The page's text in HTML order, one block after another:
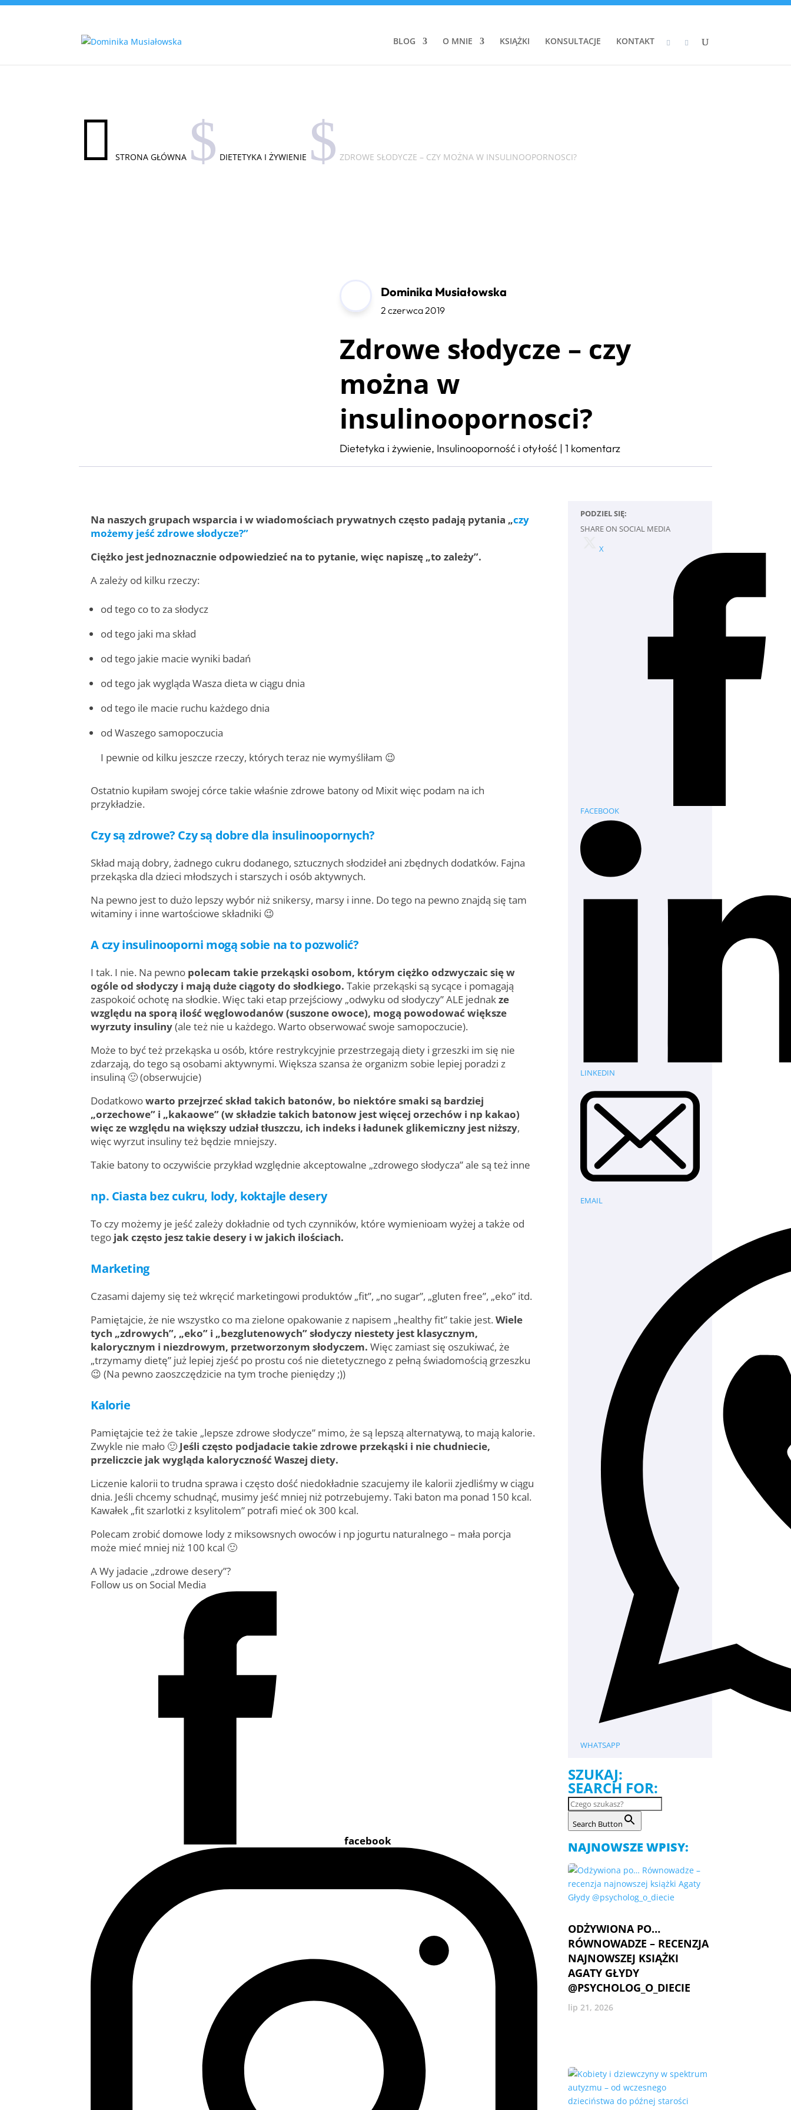
BLOG O MNIE KSIĄŻKI KONSULTACJE KONTAKT
 STRONA GŁÓWNA $ DIETETYKA I ŻYWIENIE $ ZDROWE SŁODYCZE – CZY MOŻNA W INSULINOOPORNOSCI?
Dominika Musiałowska
2 czerwca 2019
Zdrowe słodycze – czy
można w
insulinoopornosci?
Dietetyka i żywienie, Insulinooporność i otyłość |1 komentarz
Na naszych grupach wsparcia i w wiadomościach prywatnych często padają pytania „czy
możemy jeść zdrowe słodycze?”
Ciężko jest jednoznacznie odpowiedzieć na to pytanie, więc napiszę „to zależy”.
A zależy od kilku rzeczy:
od tego co to za słodycz
od tego jaki ma skład
od tego jakie macie wyniki badań
od tego jak wygląda Wasza dieta w ciągu dnia
od tego ile macie ruchu każdego dnia
od Waszego samopoczucia
I pewnie od kilku jeszcze rzeczy, których teraz nie wymyśliłam 😉
Ostatnio kupiłam swojej córce takie właśnie zdrowe batony od Mixit więc podam na ich
przykładzie.
Czy są zdrowe? Czy są dobre dla insulinoopornych?
Skład mają dobry, żadnego cukru dodanego, sztucznych słodzideł ani zbędnych dodatków. Fajna
przekąska dla dzieci młodszych i starszych i osób aktywnych.
Na pewno jest to dużo lepszy wybór niż snikersy, marsy i inne. Do tego na pewno znajdą się tam
witaminy i inne wartościowe składniki 😉
A czy insulinooporni mogą sobie na to pozwolić?
I tak. I nie. Na pewno polecam takie przekąski osobom, którym ciężko odzwyczaic się w
ogóle od słodyczy i mają duże ciągoty do słodkiego.Takie przekąski są sycące i pomagają
zaspokoić ochotę na słodkie. Więc taki etap przejściowy „odwyku od słodyczy” ALE jednakze
względu na sporą ilość węglowodanów (suszone owoce), mogą powodować większe
wyrzuty insuliny(ale też nie u każdego. Warto obserwować swoje samopoczucie).
Może to być też przekąska u osób, które restrykcyjnie przestrzegają diety i grzeszki im się nie
zdarzają, do tego są osobami aktywnymi. Większa szansa że organizm sobie lepiej poradzi z
insuliną 🙂 (obserwujcie)
Dodatkowowarto przejrzeć skład takich batonów, bo niektóre smaki są bardziej
„orzechowe” i „kakaowe” (w składzie takich batonow jest więcej orzechów i np kakao)
więc ze względu na większy udział tłuszczu, ich indeks i ładunek glikemiczny jest niższy,
więc wyrzut insuliny też będzie mniejszy.
Takie batony to oczywiście przykład względnie akceptowalne „zdrowego słodycza” ale są też inne
np. Ciasta bez cukru, lody, koktajle desery
To czy możemy je jeść zależy dokładnie od tych czynników, które wymienioam wyżej a także od
tego jak często jesz takie desery i w jakich ilościach.
Marketing
Czasami dajemy się też wkręcić marketingowi produktów „fit”, „no sugar”, „gluten free”, „eko” itd.
Pamiętajcie, że nie wszystko co ma zielone opakowanie z napisem „healthy fit” takie jest.Wiele
tych „zdrowych”, „eko” i „bezglutenowych” słodyczy niestety jest klasycznym,
kalorycznym i niezdrowym, przetworzonym słodyczem. Więc zamiast się oszukiwać, że
„trzymamy dietę” już lepiej zjeść po prostu coś nie dietetycznego z pełną świadomością grzeszku
😉 (Na pewno zaoszczędzicie na tym troche pieniędzy ;))
Kalorie
Pamiętajcie też że takie „lepsze zdrowe słodycze” mimo, że są lepszą alternatywą, to mają kalorie.
Zwykle nie mało 🙂 Jeśli często podjadacie takie zdrowe przekąski i nie chudniecie,
przeliczcie jak wygląda kaloryczność Waszej diety.
Liczenie kalorii to trudna sprawa i często dość niedokładnie szacujemy ile kalorii zjedliśmy w ciągu
dnia. Jeśli chcemy schudnąć, musimy jeść mniej niż potrzebujemy. Taki baton ma ponad 150 kcal.
Kawałek „fit szarlotki z ksylitolem” potrafi mieć ok 300 kcal.
Polecam zrobić domowe lody z miksowsnych owoców i np jogurtu naturalnego – mała porcja
może mieć mniej niż 100 kcal 🙂
A Wy jadacie „zdrowe desery”?
Follow us on Social Media
facebook
PODZIEL SIĘ:
SHARE ON SOCIAL MEDIA
X
FACEBOOK
LINKEDIN
EMAIL
WHATSAPP
SZUKAJ:
SEARCH FOR:
Search Button
NAJNOWSZE WPISY:
ODŻYWIONA PO…
RÓWNOWADZE – RECENZJA
NAJNOWSZEJ KSIĄŻKI
AGATY GŁYDY
@PSYCHOLOG_O_DIECIE
lip 21, 2026